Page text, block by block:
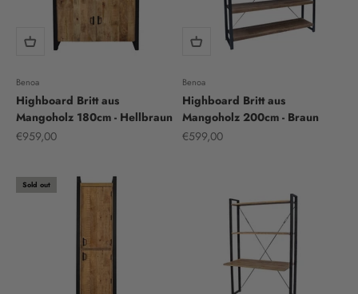
Benoa
Highboard Britt aus
Mangoholz 180cm - Hellbraun
Sale price
€959,00
Benoa
Highboard Britt aus
Mangoholz 200cm - Braun
Sale price
€599,00
Sold out